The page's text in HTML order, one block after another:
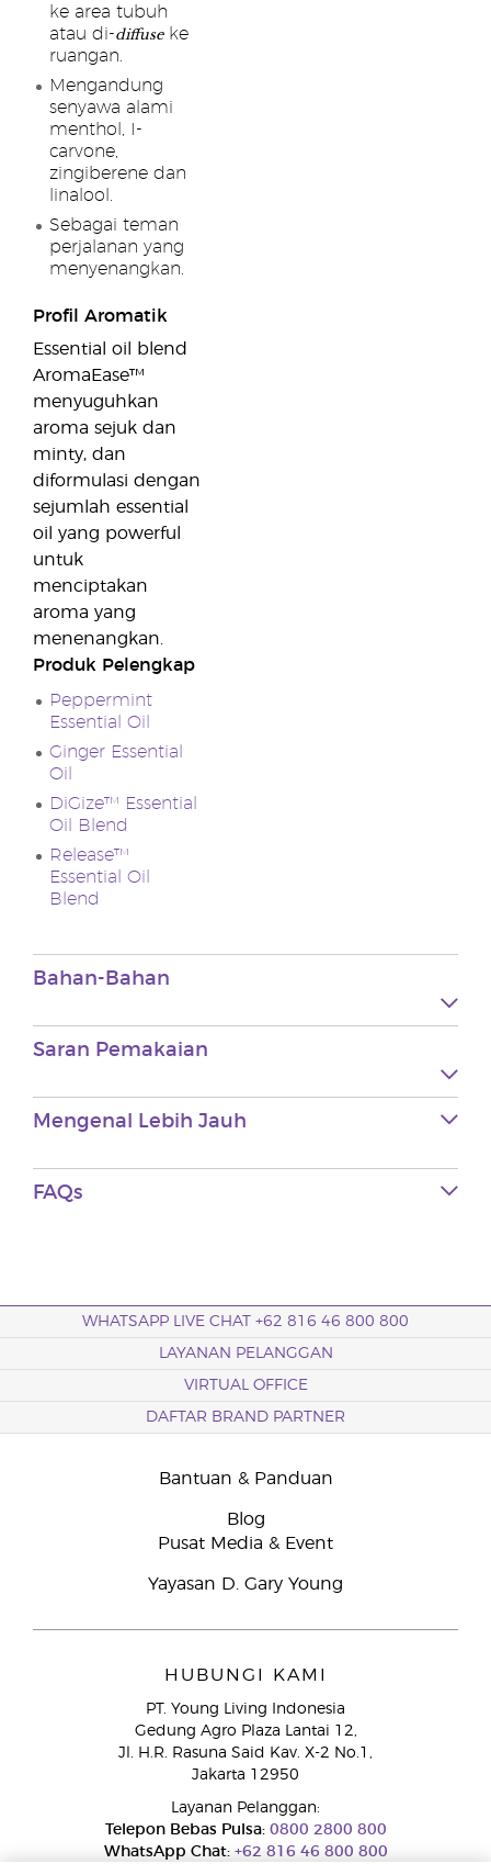
ke area tubuh
atau di-diffuseke
ruangan.
Mengandung
senyawa alami
menthol, I-
carvone,
zingiberene dan
linalool.
Sebagai teman
perjalanan yang
menyenangkan.
Profil Aromatik
Essential oil blend
AromaEase™
menyuguhkan
aroma sejuk dan
minty, dan
diformulasi dengan
sejumlah essential
oil yang powerful
untuk
menciptakan
aroma yang
menenangkan.
Produk Pelengkap
Peppermint
Essential Oil
Ginger Essential
Oil
DiGize™ Essential
Oil Blend
Release™
Essential Oil
Blend
Bahan-Bahan
Saran Pemakaian
Mengenal Lebih Jauh
FAQs
WHATSAPP LIVE CHAT +62 816 46 800 800
LAYANAN PELANGGAN
VIRTUAL OFFICE
DAFTAR BRAND PARTNER
Bantuan & Panduan
Blog
Pusat Media & Event
Yayasan D. Gary Young
HUBUNGI KAMI
PT. Young Living Indonesia
Gedung Agro Plaza Lantai 12,
Jl. H.R. Rasuna Said Kav. X-2 No.1,
Jakarta 12950
Layanan Pelanggan:
Telepon Bebas Pulsa:0800 2800 800
WhatsApp Chat:+62 816 46 800 800